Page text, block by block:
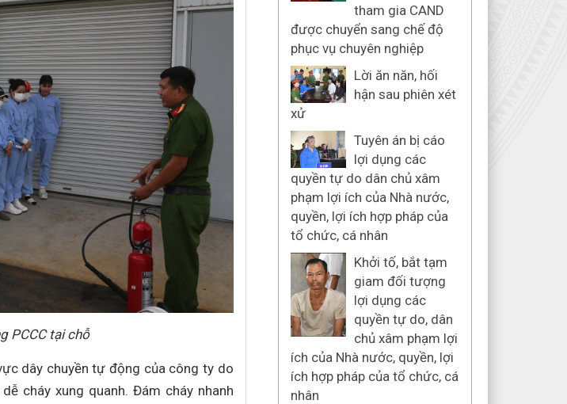
PCCC tại chỗ
dây chuyền tự động của công ty do
cháy xung quanh. Đám cháy nhanh
tham gia CAND
được chuyển sang chế độ
phục vụ chuyên nghiệp
Lời ăn năn, hối
hận sau phiên xét
xử
Tuyên án bị cáo
lợi dụng các
quyền tự do dân chủ xâm
phạm lợi ích của Nhà nước,
quyền, lợi ích hợp pháp của
tổ chức, cá nhân
Khởi tố, bắt tạm
giam đối tượng
lợi dụng các
quyền tự do, dân
chủ xâm phạm lợi
ích của Nhà nước, quyền, lợi
ích hợp pháp của tổ chức, cá
nhân